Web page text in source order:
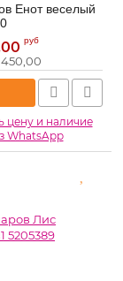
Енот веселый
руб
450,00
цену и наличие
WhatsApp